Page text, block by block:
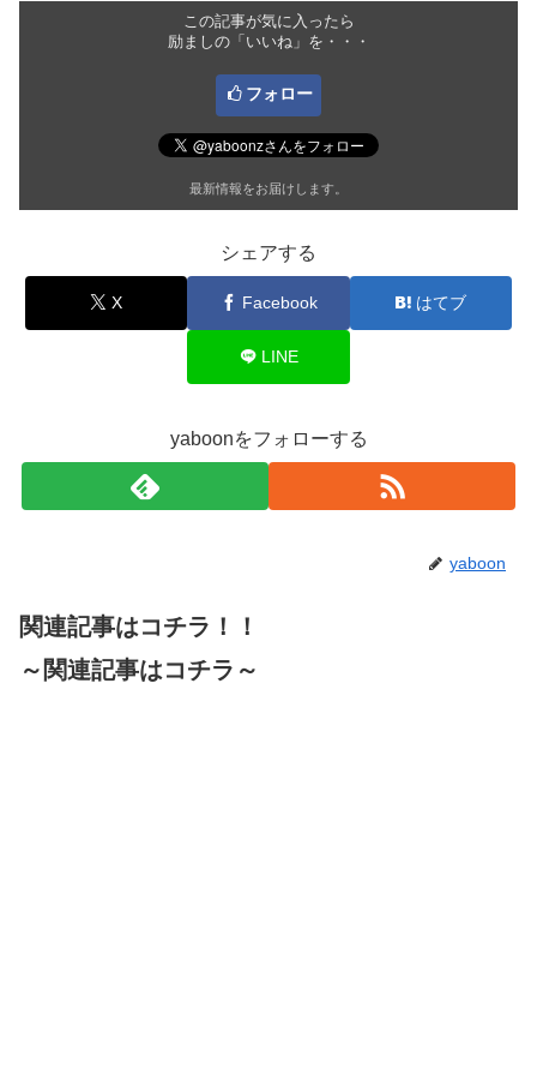
この記事が気に入ったら
励ましの「いいね」を・・・
フォロー
最新情報をお届けします。
シェアする
X Facebook はてブ
LINE
yaboonをフォローする
yaboon
関連記事はコチラ！！
～関連記事はコチラ～